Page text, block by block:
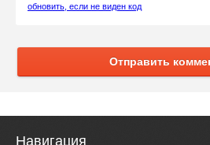
обновить, если не виден код
Отправить
Навигация